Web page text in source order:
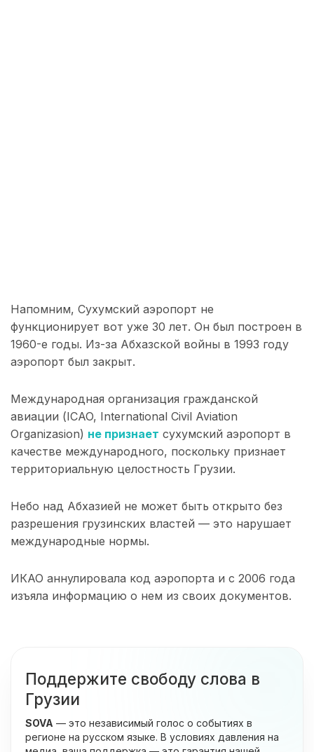
Напомним, Сухумский аэропорт не
функционирует вот уже 30 лет. Он был построен в
1960-е годы. Из-за Абхазской войны в 1993 году
аэропорт был закрыт.
Международная организация гражданской
авиации (ICAO, International Civil Aviation
Organizasion) не признает cухумский аэропорт в
качестве международного, поскольку признает
территориальную целостность Грузии.
Небо над Абхазией не может быть открыто без
разрешения грузинских властей — это нарушает
международные нормы.
ИКАО аннулировала код аэропорта и с 2006 года
изъяла информацию о нем из своих документов.
Поддержите свободу слова в
Грузии
SOVA — это независимый голос о событиях в
регионе на русском языке. В условиях давления на